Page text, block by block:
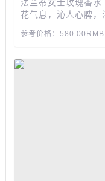
法兰蒂女士玫瑰香
花气息，沁人心脾
TA。...
参考价格：580.00RMB